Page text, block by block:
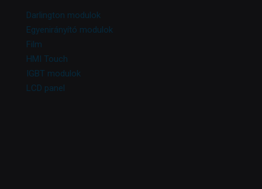
Darlington modulok
Egyenirányító modulok
Film
HMI Touch
IGBT modulok
LCD panel